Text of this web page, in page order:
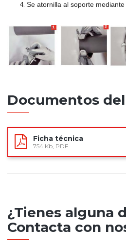
Se atornilla al soporte
Documentos
Ficha técnica
754 Kb, PDF
¿Tienes alguna
Contacta con